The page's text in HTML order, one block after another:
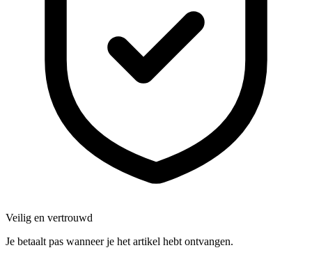
Veilig en vertrouwd
Je betaalt pas wanneer je het artikel hebt ontvangen.